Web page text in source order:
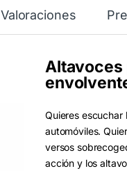
Valoraciones
Altavoces
Quieres escuchar
automóviles.
versos
acción y los